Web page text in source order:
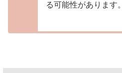
る可能性があります。